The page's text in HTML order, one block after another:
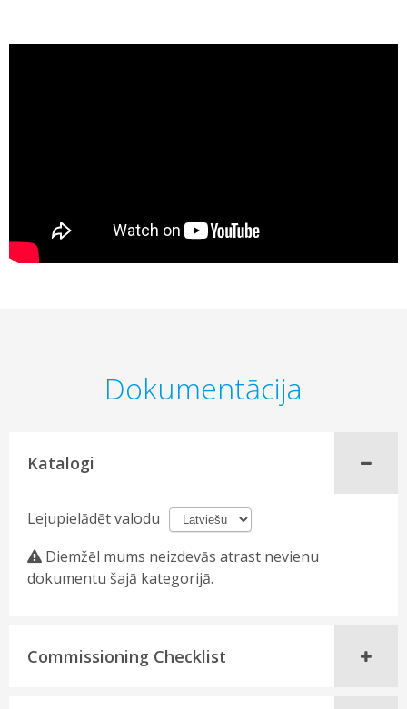
Dokumentācija
Katalogi
Lejupielādēt valodu
Diemžēl mums neizdevās atrast nevienu
dokumentu šajā kategorijā.
Commissioning Checklist